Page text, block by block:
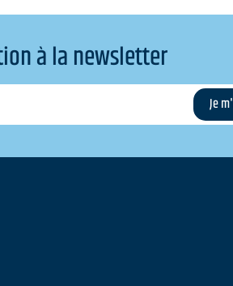
à la newsletter